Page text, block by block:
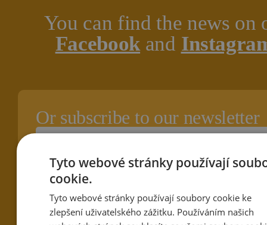
You can find the news on
Facebookand
Or subscribe to our newsletter
Tyto webové stránky používají
cookie.
Tyto webové stránky používají soubory cookie ke
zlepšení uživatelského zážitku. Používáním našich